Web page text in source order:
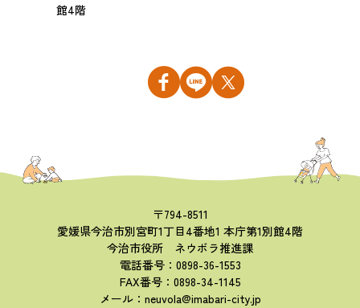
館4階
〒794-8511
愛媛県今治市別宮町1丁目4番地1 本庁第1別館4階
今治市役所 ネウボラ推進課
電話番号：0898-36-1553
FAX番号：0898-34-1145
メール：neuvola@imabari-city.jp